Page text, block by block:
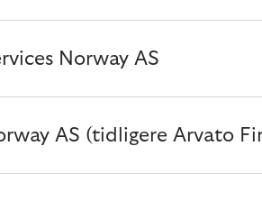
Norway AS
AS (tidligere Arvato